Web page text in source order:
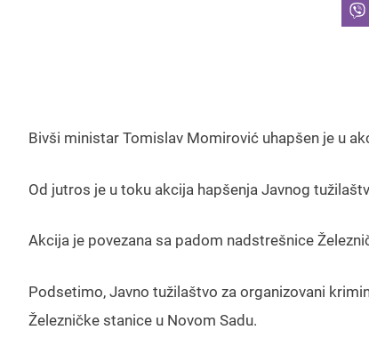
Bivši ministar Tomislav Momirović uhapšen je u
Od jutros je u toku akcija hapšenja Javnog
Akcija je povezana sa padom nadstrešnice
Podsetimo, Javno tužilaštvo za organizovani
Železničke stanice u Novom Sadu.